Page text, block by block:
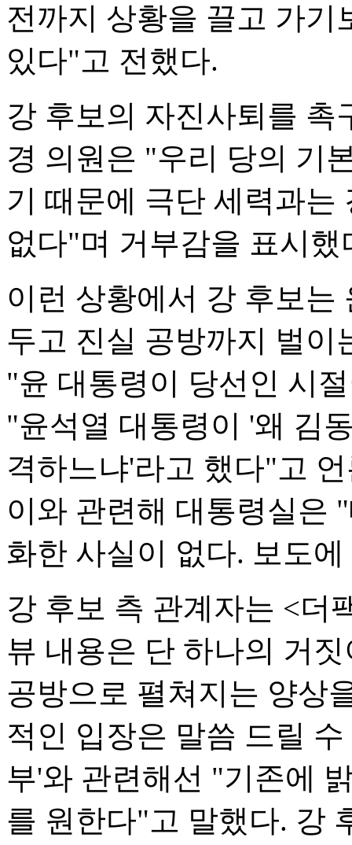
전까지 상황을 끌고 가기
있다"고 전했다.
강 후보의 자진사퇴를 촉
경 의원은 "우리 당의 기
기 때문에 극단 세력과는
없다"며 거부감을 표시했
이런 상황에서 강 후보는
두고 진실 공방까지 벌이
"윤 대통령이 당선인 시
"윤석열 대통령이 '왜 김
격하느냐'라고 했다"고
이와 관련해 대통령실은
화한 사실이 없다. 보도
강 후보 측 관계자는 <더
뷰 내용은 단 하나의 거
공방으로 펼쳐지는 양상
적인 입장은 말씀 드릴
부'와 관련해선 "기존에
를 원한다"고 말했다. 강